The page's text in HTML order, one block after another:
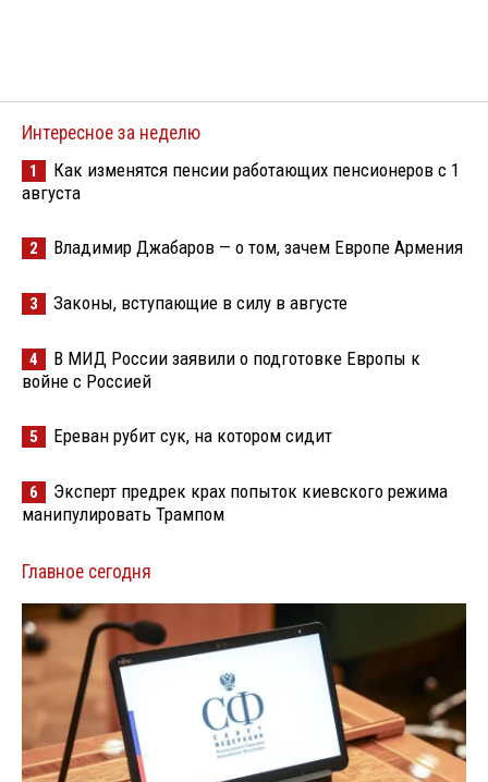
Интересное за неделю
1
Как изменятся пенсии работающих пенсионеров с 1
августа
2 Владимир Джабаров — о том, зачем Европе Армения
3 Законы, вступающие в силу в августе
4
В МИД России заявили о подготовке Европы к
войне с Россией
5 Ереван рубит сук, на котором сидит
6
Эксперт предрек крах попыток киевского режима
манипулировать Трампом
Главное сегодня